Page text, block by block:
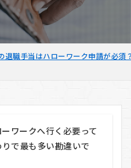
退職手当はハローワーク申請が必須
ワークへ行く必要って
りで最も多い勘違いで